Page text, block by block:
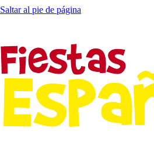
Saltar al pie de página